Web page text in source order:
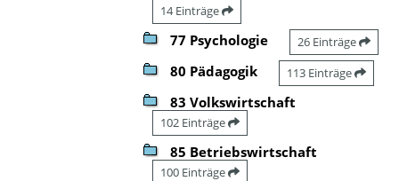
14 Einträge
77 Psychologie 26 Einträge
80 Pädagogik 113 Einträge
83 Volkswirtschaft
102 Einträge
85 Betriebswirtschaft
100 Einträge